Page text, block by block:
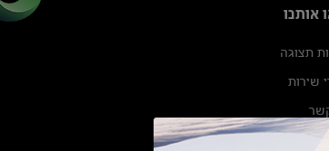
אותנו
תצוגה
שירות